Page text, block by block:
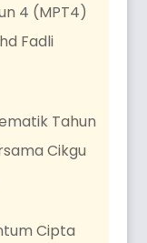
4 (MPT4)
Fadli
Tahun
Cikgu
Cipta